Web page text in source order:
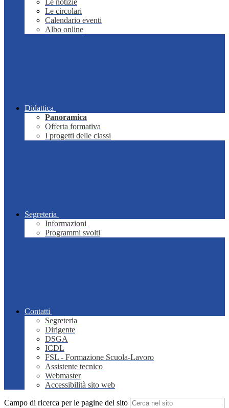
Le notizie
Le circolari
Calendario eventi
Albo online
Didattica
Panoramica
Offerta formativa
I progetti delle classi
Segreteria
Informazioni
Programmi svolti
Contatti
Segreteria
Dirigente
DSGA
ICDL
FSL - Formazione Scuola-Lavoro
Assistente tecnico
Webmaster
Accessibilità sito web
Campo di ricerca per le pagine del sito